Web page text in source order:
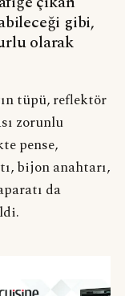
gibi,
olarak
tüpü, reflektör
zorunlu
pense,
bijon anahtarı,
da